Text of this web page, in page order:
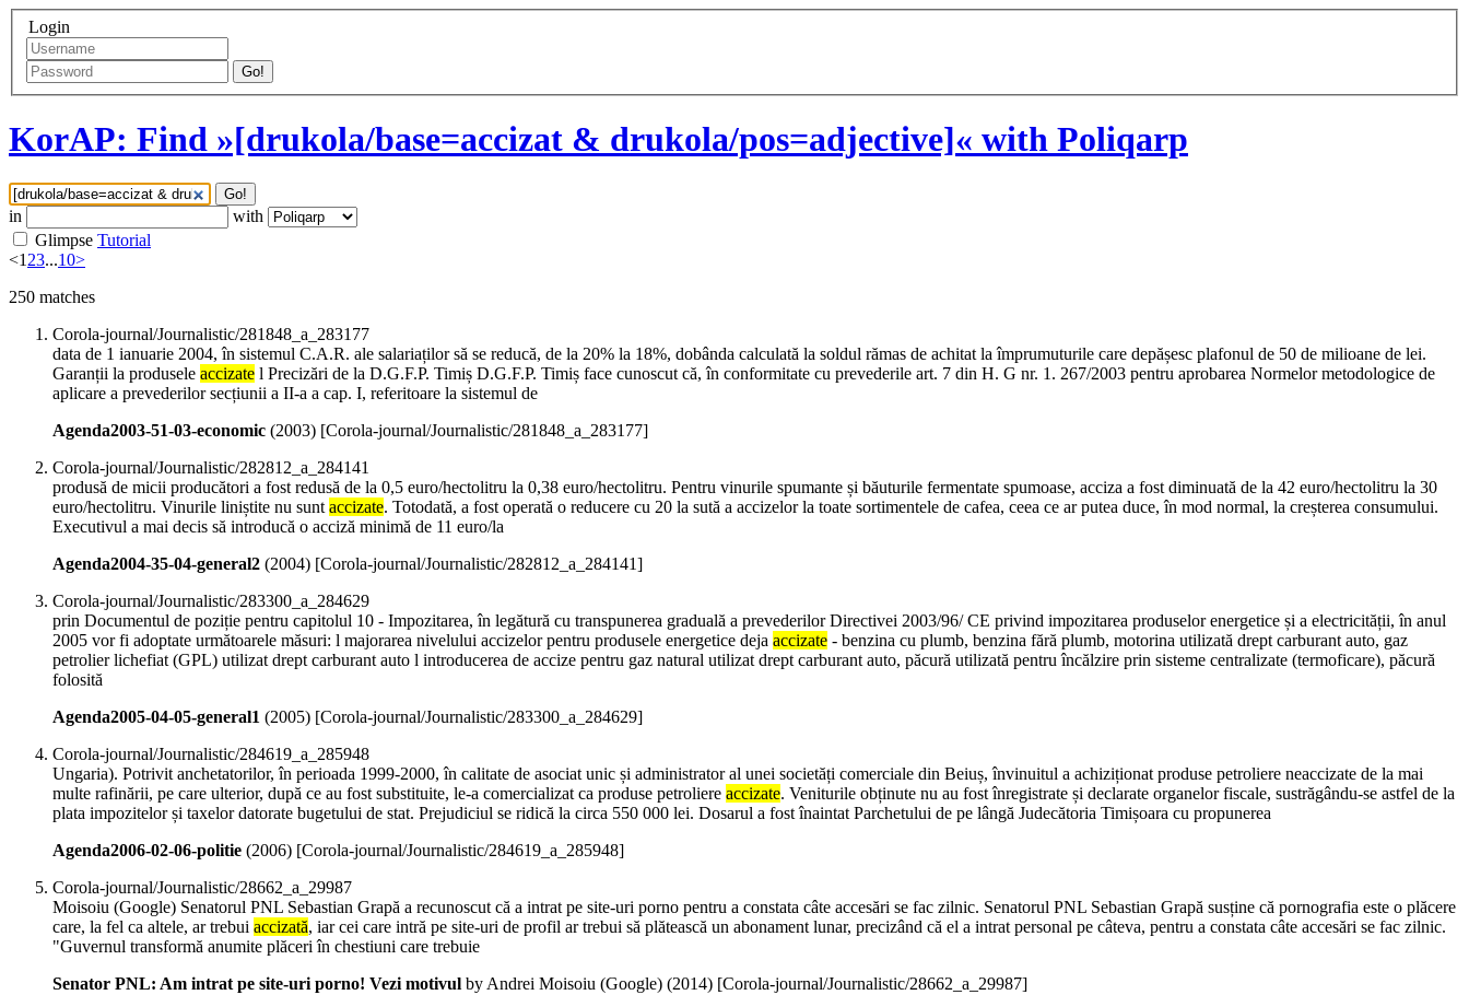
Login
Go!
KorAP: Find »[drukola/base=accizat & drukola/pos=adjective]« with Poliqarp
Go!
in
with
Glimpse Tutorial
<123...10>
250 matches
Corola-journal/Journalistic/281848_a_283177
data de 1 ianuarie 2004, în sistemul C.A.R. ale salariaților să se reducă, de la 20% la 18%, dobânda calculată la soldul rămas de achitat la împrumuturile care depășesc plafonul de 50 de milioane de lei.
Garanții la produsele accizate l Precizări de la D.G.F.P. Timiș D.G.F.P. Timiș face cunoscut că, în conformitate cu prevederile art. 7 din H. G nr. 1. 267/2003 pentru aprobarea Normelor metodologice de
aplicare a prevederilor secțiunii a II-a a cap. I, referitoare la sistemul de
Agenda2003-51-03-economic (2003) [Corola-journal/Journalistic/281848_a_283177]
Corola-journal/Journalistic/282812_a_284141
produsă de micii producători a fost redusă de la 0,5 euro/hectolitru la 0,38 euro/hectolitru. Pentru vinurile spumante și băuturile fermentate spumoase, acciza a fost diminuată de la 42 euro/hectolitru la 30
euro/hectolitru. Vinurile liniștite nu suntaccizate. Totodată, a fost operată o reducere cu 20 la sută a accizelor la toate sortimentele de cafea, ceea ce ar putea duce, în mod normal, la creșterea consumului.
Executivul a mai decis să introducă o acciză minimă de 11 euro/la
Agenda2004-35-04-general2 (2004) [Corola-journal/Journalistic/282812_a_284141]
Corola-journal/Journalistic/283300_a_284629
prin Documentul de poziție pentru capitolul 10 - Impozitarea, în legătură cu transpunerea graduală a prevederilor Directivei 2003/96/ CE privind impozitarea produselor energetice și a electricității, în anul
2005 vor fi adoptate următoarele măsuri: l majorarea nivelului accizelor pentru produsele energetice deja accizate - benzina cu plumb, benzina fără plumb, motorina utilizată drept carburant auto, gaz
petrolier lichefiat (GPL) utilizat drept carburant auto l introducerea de accize pentru gaz natural utilizat drept carburant auto, păcură utilizată pentru încălzire prin sisteme centralizate (termoficare), păcură
folosită
Agenda2005-04-05-general1 (2005) [Corola-journal/Journalistic/283300_a_284629]
Corola-journal/Journalistic/284619_a_285948
Ungaria). Potrivit anchetatorilor, în perioada 1999-2000, în calitate de asociat unic și administrator al unei societăți comerciale din Beiuș, învinuitul a achiziționat produse petroliere neaccizate de la mai
multe rafinării, pe care ulterior, după ce au fost substituite, le-a comercializat ca produse petroliere accizate. Veniturile obținute nu au fost înregistrate și declarate organelor fiscale, sustrăgându-se astfel de la
plata impozitelor și taxelor datorate bugetului de stat. Prejudiciul se ridică la circa 550 000 lei. Dosarul a fost înaintat Parchetului de pe lângă Judecătoria Timișoara cu propunerea
Agenda2006-02-06-politie (2006) [Corola-journal/Journalistic/284619_a_285948]
Corola-journal/Journalistic/28662_a_29987
Moisoiu (Google) Senatorul PNL Sebastian Grapă a recunoscut că a intrat pe site-uri porno pentru a constata câte accesări se fac zilnic. Senatorul PNL Sebastian Grapă susține că pornografia este o plăcere
care, la fel ca altele, ar trebui accizată, iar cei care intră pe site-uri de profil ar trebui să plătească un abonament lunar, precizând că el a intrat personal pe câteva, pentru a constata câte accesări se fac zilnic.
"Guvernul transformă anumite plăceri în chestiuni care trebuie
Senator PNL: Am intrat pe site-uri porno! Vezi motivul by Andrei Moisoiu (Google) (2014) [Corola-journal/Journalistic/28662_a_29987]